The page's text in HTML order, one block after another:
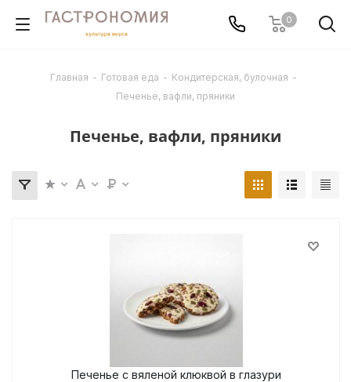
0
Главная - Готовая еда - Кондитерская, булочная -
Печенье, вафли, пряники
Печенье, вафли, пряники
Печенье с вяленой клюквой в глазури